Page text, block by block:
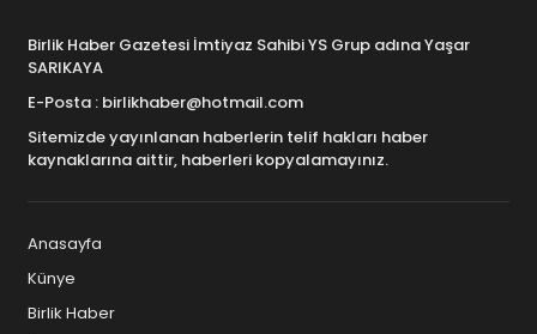
Birlik Haber Gazetesi İmtiyaz Sahibi YS Grup adına Yaşar
SARIKAYA
E-Posta : birlikhaber@hotmail.com
Sitemizde yayınlanan haberlerin telif hakları haber
kaynaklarına aittir, haberleri kopyalamayınız.
Anasayfa
Künye
Birlik Haber